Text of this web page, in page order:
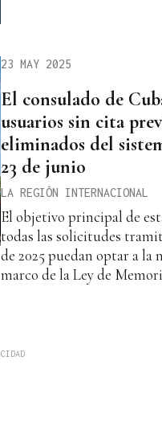
23 MAY 2025
El consulado de
usuarios sin cita
eliminados del
23 de junio
LA REGIÓN INTERNACIONAL
El objetivo principal de
todas las solicitudes
de 2025 puedan optar a la
marco de la Ley de